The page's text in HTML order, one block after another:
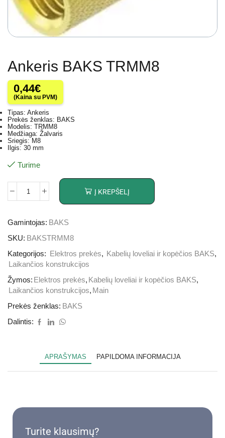
Ankeris BAKS TRMM8
0,44€
(Kaina su PVM)
Tipas: Ankeris
Prekės ženklas: BAKS
Modelis: TRMM8
Medžiaga: Žalvaris
Sriegis: M8
Ilgis: 30 mm
Turime
Į KREPŠELĮ
Gamintojas: BAKS
SKU: BAKSTRMM8
Kategorijos:
Elektros prekės, Kabelių loveliai ir kopėčios BAKS,
Laikančios konstrukcijos
Žymos: Elektros prekės, Kabelių loveliai ir kopėčios BAKS,
Laikančios konstrukcijos, Main
Prekės ženklas: BAKS
Dalintis:
APRAŠYMAS PAPILDOMA INFORMACIJA
Turite klausimų?